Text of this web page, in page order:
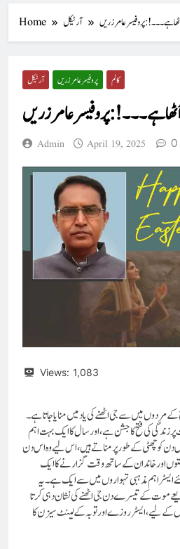
Home آرٹیکل ہے۔۔۔! : پروفیسر عامر زریں
آرٹیکل پروفیسر عامر زریں کالم
ہے۔۔۔! : پروفیسر عامر زریں
Admin April 19, 2025 0
Views: 1,083
مردوں میں سے جی اٹھنے کی یاد میں منایا جاتا ہے۔
کی فتح کا جشن ہے، اور سال کا ایک بہت اہم
کو چھٹی کے طور پر مناتے ہیں، اس لیے وہ اس دن
اورخاندان کے ساتھ وقت گزارنے کا ایک
اہم مذہبی تہواروں میں سے ایک ہے۔ یہ
موت کے تیسرے دن جی اٹھنے کی نشان دہی کرتا
لیے، ایسٹر روزے اور توبہ کے لینٹ سیزن کا